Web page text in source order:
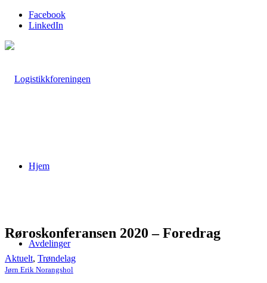
Facebook
LinkedIn
Hjem
Avdelinger
Røroskonferansen 2020 – Foredrag
Aktuelt, Trøndelag
Jørn Erik Norangshol